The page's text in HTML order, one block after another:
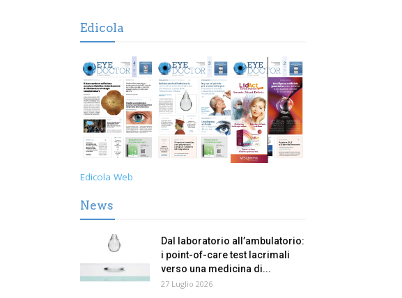
Edicola
Edicola Web
News
Dal laboratorio all’ambulatorio:
i point-of-care test lacrimali
verso una medicina di...
27 Luglio 2026